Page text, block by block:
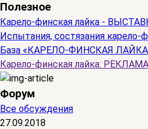
Полезное
Карело-финская лайка -
Испытания, состязания карело-
База «КАРЕЛО-ФИНСКАЯ
Карело-финская лайка: РЕКЛАМА
Форум
Все обсуждения
27.09.2018